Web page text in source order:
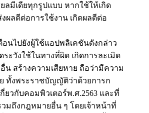
ลมีเดียทุกรูปแบบ หากใช้ให้เกิด
ผลดีต่อการใช้งาน เกิดผลดีต่อ
อนไปยังผู้ใช้แอปพลิเคชันดังกล่าว
ระวังใช้ในทางที่ผิด เกิดการละเมิด
สร้างความเสียหาย ถือว่ามีความ
ทั้งพระราชบัญญัติว่าด้วยการก
ยวกับคอมพิวเตอร์พ.ศ.2563 และที่
วมถึงกฎหมายอื่น ๆ โดยเจ้าหน้าที่